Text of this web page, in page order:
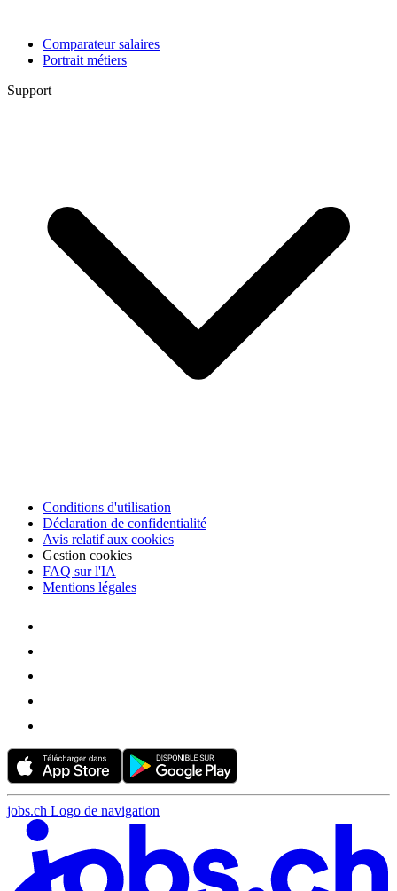
Comparateur salaires
Portrait métiers
Support
Conditions d'utilisation
Déclaration de confidentialité
Avis relatif aux cookies
Gestion cookies
FAQ sur l'IA
Mentions légales
jobs.ch Logo de navigation